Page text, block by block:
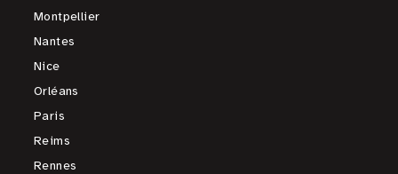
Montpellier
Nantes
Nice
Orléans
Paris
Reims
Rennes